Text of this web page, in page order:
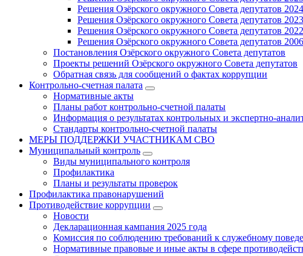
Решения Озёрского окружного Совета депутатов
Решения Озёрского окружного Совета депутатов
Решения Озёрского окружного Совета депутатов
Решения Озёрского окружного Совета депутатов
Постановления Озёрского окружного Совета депутатов
Проекты решений Озёрского окружного Совета депутатов
Обратная связь для сообщений о фактах коррупции
Контрольно-счетная палата
Нормативные акты
Планы работ контрольно-счетной палаты
Информация о результатах контрольных и экспертно-
Стандарты контрольно-счетной палаты
МЕРЫ ПОДДЕРЖКИ УЧАСТНИКАМ СВО
Муниципальный контроль
Виды муниципального контроля
Профилактика
Планы и результаты проверок
Профилактика правонарушений
Противодействие коррупции
Новости
Декларационная кампания 2025 года
Комиссия по соблюдению требований к служебному
Нормативные правовые и иные акты в сфере